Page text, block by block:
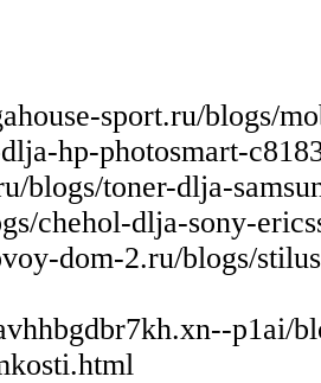
sport.ru/blogs/
hp-photosmart-
blogs/toner-dlja-
chehol-dlja-sony-
dom-2.ru/blogs/
p1ai/